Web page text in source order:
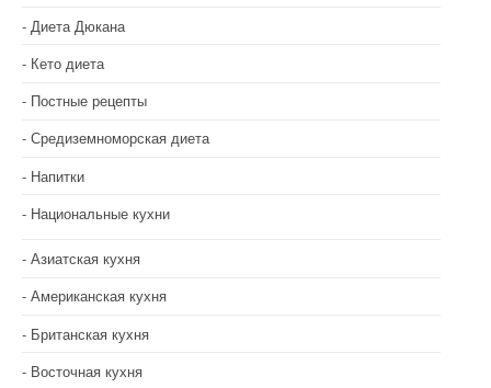
Диета Дюкана
Кето диета
Постные рецепты
Средиземноморская диета
Напитки
Национальные кухни
Азиатская кухня
Американская кухня
Британская кухня
Восточная кухня